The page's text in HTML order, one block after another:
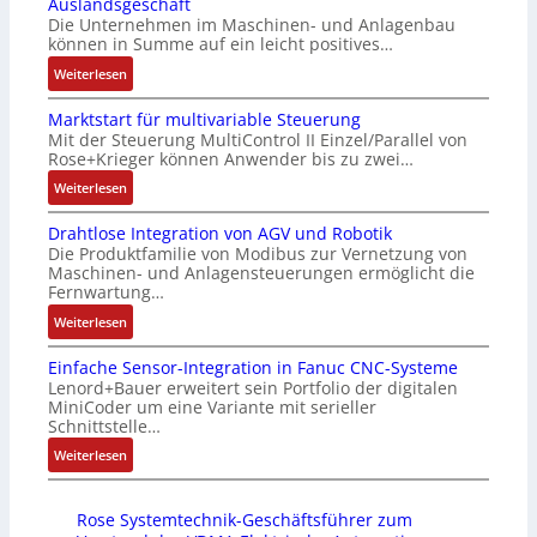
s
i
c
h
f
l
e
x
i
b
e
l
f
ü
r
i
e
A
n
w
n
n
e
n
G
u
n
d
G
a
u
d
n
R
a
p
e
Z
e
r
t
i
f
i
z
i
e
u
n
g
b
e
s
t
ä
t
i
t
R
k
a
u
s
g
l
e
i
c
h
e
l
e
m
e
n
t
e
m
i
S
Auslandsgeschäft
Die Unternehmen im Maschinen- und Anlagenbau
können in Summe auf ein leicht positives…
Weiterlesen:
A
u
f
t
r
a
g
s
e
i
n
g
a
n
g
i
m
M
s
Marktstart für multivariable Steuerung
Mit der Steuerung MultiControl II Einzel/Parallel von
Rose+Krieger können Anwender bis zu zwei…
Weiterlesen:
M
a
r
k
t
s
t
a
r
t
f
ü
r
u
Drahtlose Integration von AGV und Robotik
Die Produktfamilie von Modibus zur Vernetzung von
Maschinen- und Anlagensteuerungen ermöglicht die
Fernwartung…
Weiterlesen:
D
r
a
h
t
l
o
e
Einfache Sensor-Integration in Fanuc CNC-Systeme
Lenord+Bauer erweitert sein Portfolio der digitalen
MiniCoder um eine Variante mit serieller
Schnittstelle…
Weiterlesen:
E
n
Rose Systemtechnik-Geschäftsführer zum